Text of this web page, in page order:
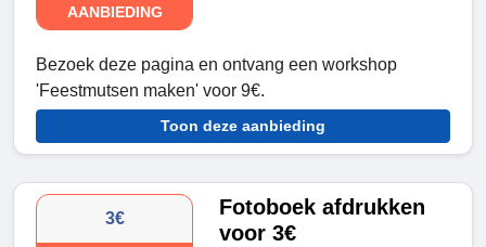
AANBIEDING
Bezoek deze pagina en ontvang een workshop
'Feestmutsen maken' voor 9€.
Toon deze aanbieding
3€
Fotoboek afdrukken
voor 3€